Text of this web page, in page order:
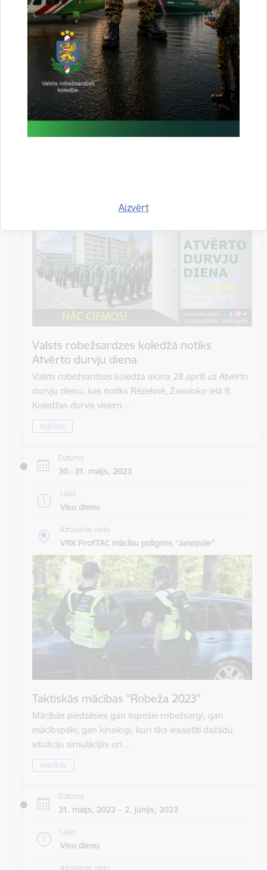
Aizvērt
Jebkurš interesents varēs iepazīties ar robežsarga
profesijas specifiku un izglītības iespējām Valsts
robežsardzes koledžā, apskatīt…
Izglītība
Datums
28. aprīlis, 2023
12.00–15.00
Valsts robežsardzes koledžā notiks
Atvērto durvju diena
Valsts robežsardzes koledža aicina 28.aprīlī uz Atvērto
durvju dienu, kas notiks Rēzeknē, Zavoloko ielā 8.
Koledžas durvis visiem…
Izglītība
Datums
30.–31. maijs, 2023
Laiks
Visu dienu
Atrašanās vieta
VRK ProfTAC mācību poligons "Janopole"
Taktiskās mācības “Robeža 2023”
Mācībās piedalīsies gan topošie robežsargi, gan
mācībspēki, gan kinologi, kuri tiks iesaistīti dažādu
situāciju simulācijās un…
mācības
Datums
31. maijs, 2023 – 2. jūnijs, 2023
Laiks
Visu dienu
Atrašanās vieta